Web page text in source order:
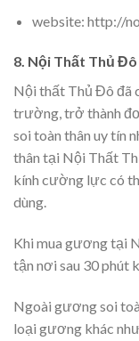
website: http://
8. Nội Thất Thủ Đô
Nội thất Thủ Đô đã
trường, trở thành
soi toàn thân uy tín
thân tại Nội Thất
kính cường lực có
dùng.
Khi mua gương tại
tận nơi sau 30 phút
Ngoài gương soi
loại gương khác